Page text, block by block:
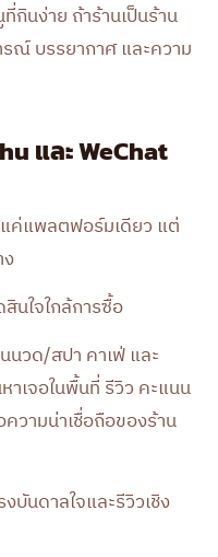
กินง่าย ถ้าร้านเป็นร้าน
ณ์ บรรยากาศ และความ
และ WeChat
ค่แพลตฟอร์มเดียว แต่
นใจใกล้การซื้อ
นวด/สปา คาเฟ่ และ
เจอในพื้นที่ รีวิว คะแนน
ามน่าเชื่อถือของร้าน
บันดาลใจและรีวิวเชิง